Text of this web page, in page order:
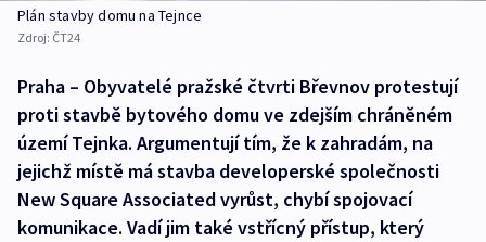
Plán stavby domu na Tejnce
Zdroj: ČT24
Praha – Obyvatelé pražské čtvrti Břevnov protestují
proti stavbě bytového domu ve zdejším chráněném
území Tejnka. Argumentují tím, že k zahradám, na
jejichž místě má stavba developerské společnosti
New Square Associated vyrůst, chybí spojovací
komunikace. Vadí jim také vstřícný přístup, který